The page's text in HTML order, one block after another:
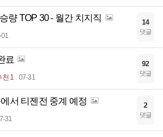
량 TOP 30 - 월간 치지직 14
댓글
료
천 1 07-31
92
댓글
서 티젠전 중계 예정
31
2
댓글